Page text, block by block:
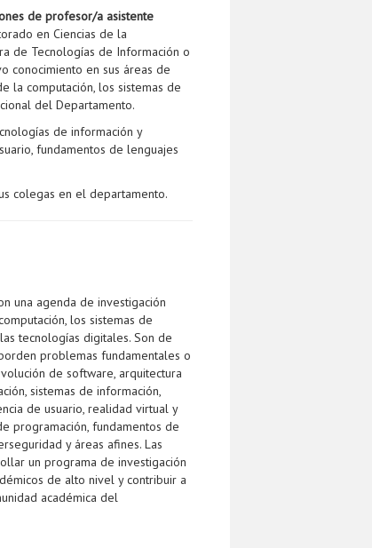
de profesor/a asistente
en Ciencias de la
de Tecnologías de Información o
conocimiento en sus áreas de
la computación, los sistemas de
del Departamento.
de información y
fundamentos de lenguajes
colegas en el departamento.
una agenda de investigación
los sistemas de
tecnologías digitales. Son de
problemas fundamentales o
de software, arquitectura
sistemas de información,
de usuario, realidad virtual y
programación, fundamentos de
y áreas afines. Las
un programa de investigación
de alto nivel y contribuir a
académica del